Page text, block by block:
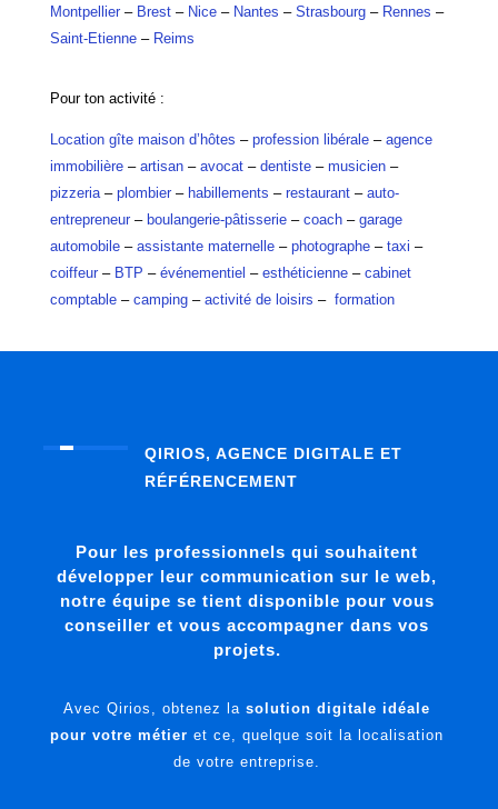
Montpellier– Brest– Nice– Nantes – Strasbourg– Rennes –
Saint-Etienne– Reims
Pour ton activité :
Location gîte maison d’hôtes – profession libérale– agence
immobilière– artisan– avocat– dentiste– musicien–
pizzeria– plombier– habillements – restaurant– auto-
entrepreneur– boulangerie-pâtisserie– coach– garage
automobile– assistante maternelle– photographe– taxi –
coiffeur– BTP – événementiel – esthéticienne– cabinet
comptable– camping– activité de loisirs – formation
QIRIOS, AGENCE DIGITALE ET
RÉFÉRENCEMENT
Pour les professionnels qui souhaitent
développer leur communication sur le web,
notre équipe se tient disponible pour vous
conseiller et vous accompagner dans vos
projets.
Avec Qirios, obtenez lasolution digitale idéale
pour votre métier et ce, quelque soit la localisation
de votre entreprise.